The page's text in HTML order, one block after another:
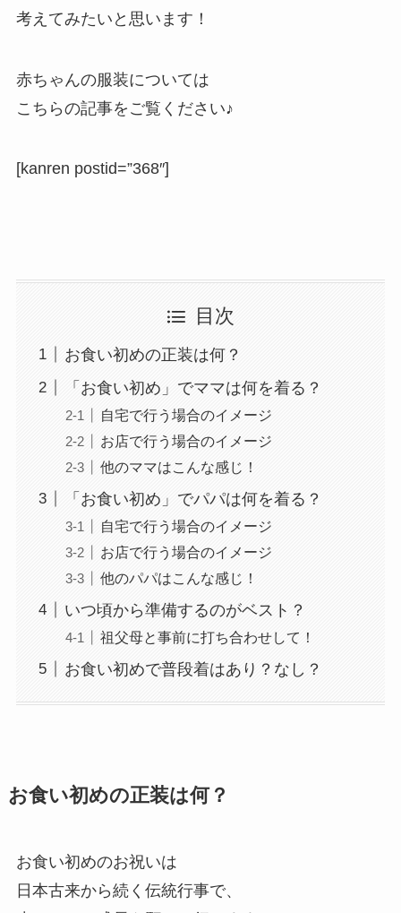
考えてみたいと思います！
赤ちゃんの服装については
こちらの記事をご覧ください♪
[kanren postid=”368″]
目次
お食い初めの正装は何？
「お食い初め」でママは何を着る？
自宅で行う場合のイメージ
お店で行う場合のイメージ
他のママはこんな感じ！
「お食い初め」でパパは何を着る？
自宅で行う場合のイメージ
お店で行う場合のイメージ
他のパパはこんな感じ！
いつ頃から準備するのがベスト？
祖父母と事前に打ち合わせして！
お食い初めで普段着はあり？なし？
お食い初めの正装は何？
お食い初めのお祝いは
日本古来から続く伝統行事で、